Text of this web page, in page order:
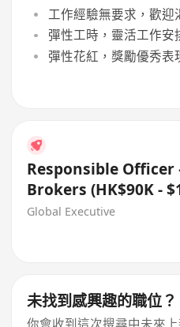
工作經驗無要求，歡迎
彈性工時，靈活工作安
彈性花紅，獎勵優秀表
Responsible
Brokers (HK$90K -
No.: 27761)
Global Executive
未找到感興趣的職位？